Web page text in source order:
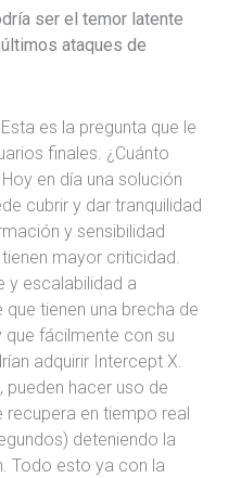
ser el temor latente
ataques de
es la pregunta que le
finales. ¿Cuánto
en día una solución
cubrir y dar tranquilidad
y sensibilidad
mayor criticidad.
y escalabilidad a
tienen una brecha de
que fácilmente con su
adquirir Intercept X.
pueden hacer uso de
recupera en tiempo real
deteniendo la
Todo esto ya con la